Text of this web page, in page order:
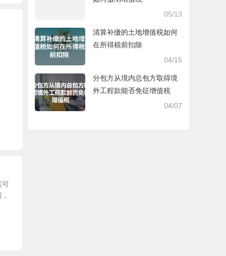
可
05/13
清算补缴的土地增值税如何
在所得税前扣除
04/15
分包方从境内总包方取得境
外工程款能否免征增值税
04/07